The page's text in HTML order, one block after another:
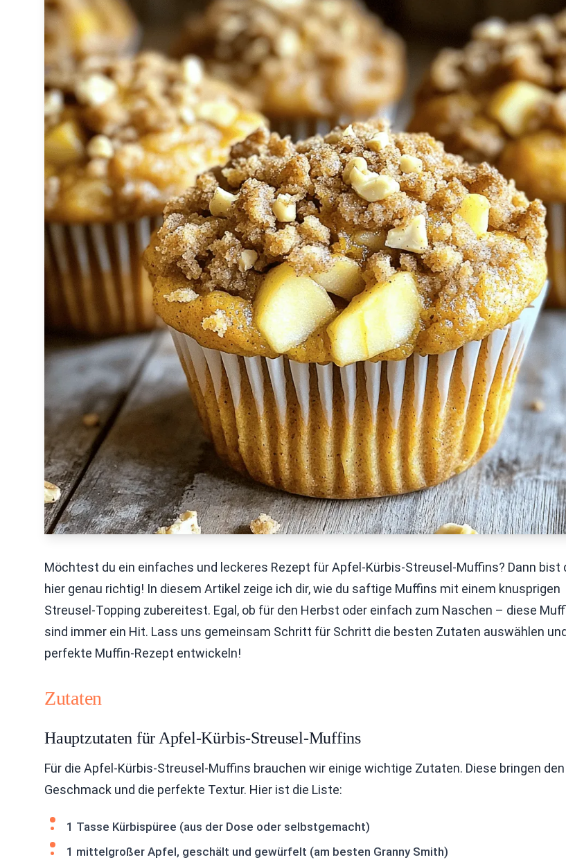
Möchtest du ein einfaches und leckeres Rezept für Apfel-Kürbis-Streusel-Muffins? Dann bist
hier genau richtig! In diesem Artikel zeige ich dir, wie du saftige Muffins mit einem knusprigen
Streusel-Topping zubereitest. Egal, ob für den Herbst oder einfach zum Naschen – diese
sind immer ein Hit. Lass uns gemeinsam Schritt für Schritt die besten Zutaten auswählen
perfekte Muffin-Rezept entwickeln!
Zutaten
Hauptzutaten für Apfel-Kürbis-Streusel-Muffins
Für die Apfel-Kürbis-Streusel-Muffins brauchen wir einige wichtige Zutaten. Diese bringen
Geschmack und die perfekte Textur. Hier ist die Liste:
1 Tasse Kürbispüree (aus der Dose oder selbstgemacht)
1 mittelgroßer Apfel, geschält und gewürfelt (am besten Granny Smith)